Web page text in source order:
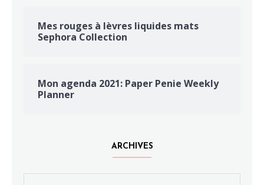
Mes rouges à lèvres liquides mats
Sephora Collection
Mon agenda 2021: Paper Penie Weekly
Planner
ARCHIVES